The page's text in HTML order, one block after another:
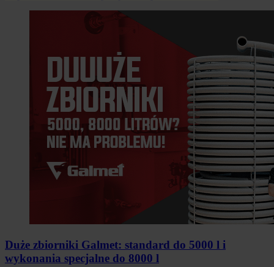
Duże zbiorniki Galmet: standard do 5000 l i
wykonania specjalne do 8000 l